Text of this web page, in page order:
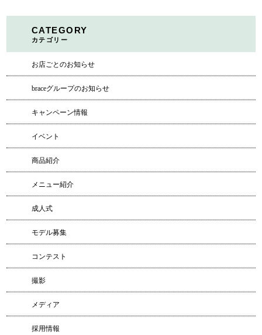
CATEGORY
カテゴリー
お店ごとのお知らせ
braceグループのお知らせ
キャンペーン情報
イベント
商品紹介
メニュー紹介
成人式
モデル募集
コンテスト
撮影
メディア
採用情報